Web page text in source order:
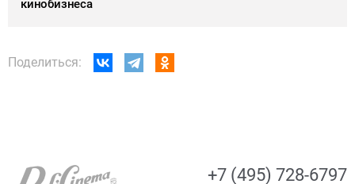
кинобизнеса
Поделиться:
+7 (495) 728-6797